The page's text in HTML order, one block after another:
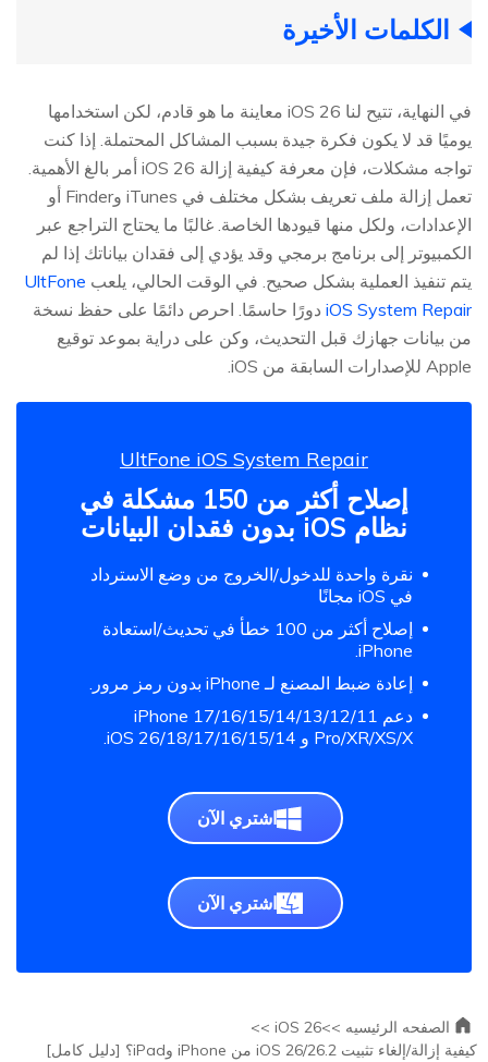
الكلمات الأخيرة
في النهاية، تتيح لنا iOS 26 معاينة ما هو قادم، لكن استخدامها
يوميًا قد لا يكون فكرة جيدة بسبب المشاكل المحتملة. إذا كنت
تواجه مشكلات، فإن معرفة كيفية إزالة iOS 26 أمر بالغ الأهمية.
تعمل إزالة ملف تعريف بشكل مختلف في iTunes وFinder أو
الإعدادات، ولكل منها قيودها الخاصة. غالبًا ما يحتاج التراجع عبر
الكمبيوتر إلى برنامج برمجي وقد يؤدي إلى فقدان بياناتك إذا لم
يتم تنفيذ العملية بشكل صحيح. في الوقت الحالي، يلعب UltFone
iOS System Repair دورًا حاسمًا. احرص دائمًا على حفظ نسخة
من بيانات جهازك قبل التحديث، وكن على دراية بموعد توقيع
Apple للإصدارات السابقة من iOS.
UltFone iOS System Repair
إصلاح أكثر من 150 مشكلة في
نظام iOS بدون فقدان البيانات
نقرة واحدة للدخول/الخروج من وضع الاسترداد
في iOS مجانًا
إصلاح أكثر من 100 خطأ في تحديث/استعادة
iPhone.
إعادة ضبط المصنع لـ iPhone بدون رمز مرور.
دعم iPhone 17/16/15/14/13/12/11
Pro/XR/XS/X و iOS 26/18/17/16/15/14.
اشتري الآن
اشتري الآن
الصفحه الرئيسيه >>iOS 26 >>
كيفية إزالة/إلغاء تثبيت iOS 26/26.2 من iPhone وiPad؟ [دليل كامل]